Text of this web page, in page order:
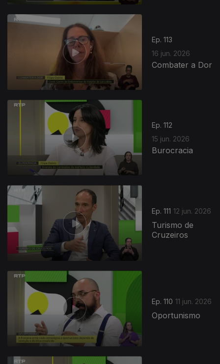
Ep. 113
16 jun. 2026
Combater a Dor
Ep. 112
15 jun. 2026
Burocracia
Ep. 111 12 jun. 2026
Turismo de
Cruzeiros
Ep. 110 11 jun. 2026
Oportunismo
935317